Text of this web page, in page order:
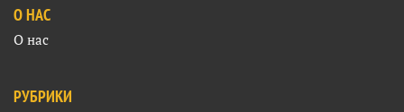
О НАС
О нас
РУБРИКИ